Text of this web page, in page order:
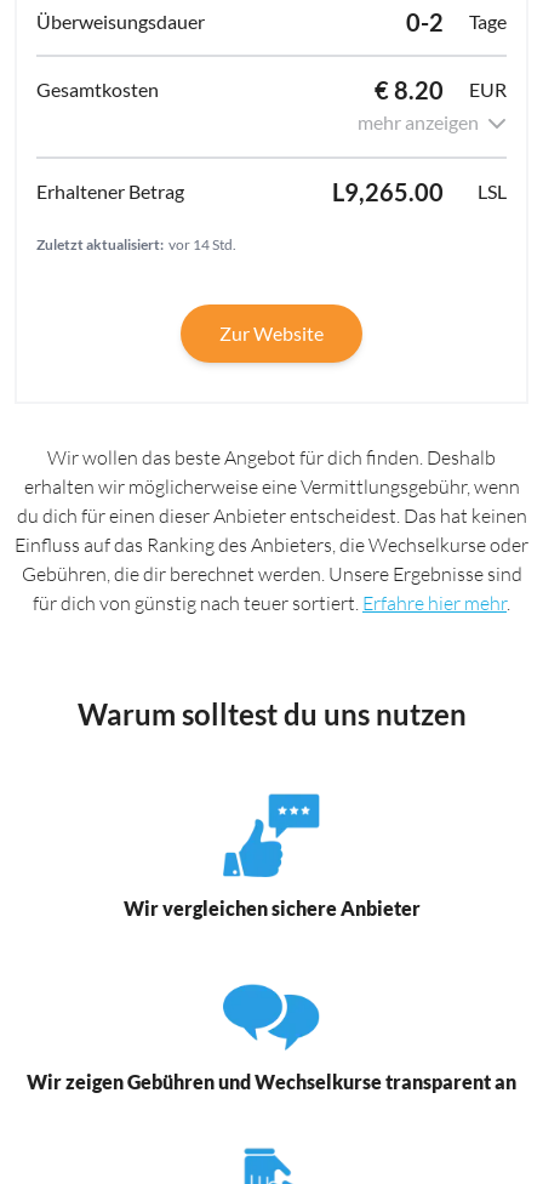
0-2 Tage
€ 8.20
EUR
mehr anzeigen
L9,265.00 LSL
Zuletzt aktualisiert: vor 14 Std.
Zur Website
Wir wollen das beste Angebot für dich finden. Deshalb
erhalten wir möglicherweise eine Vermittlungsgebühr, wenn
du dich für einen dieser Anbieter entscheidest. Das hat keinen
Einfluss auf das Ranking des Anbieters, die Wechselkurse oder
Gebühren, die dir berechnet werden. Unsere Ergebnisse sind
für dich von günstig nach teuer sortiert. Erfahre hier mehr.
Warum solltest du uns nutzen
Wir vergleichen sichere Anbieter
Wir zeigen Gebühren und Wechselkurse transparent an